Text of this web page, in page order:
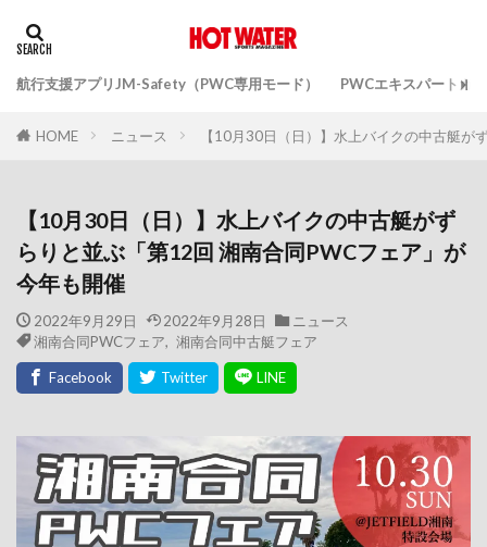
航行支援アプリJM-Safety（PWC専用モード） PWCエキスパートガ
HOME ニュース 【10月30日（日）】水上バイクの中古艇
【10月30日（日）】水上バイクの中古艇がず
らりと並ぶ「第12回 湘南合同PWCフェア」が
今年も開催
2022年9月29日 2022年9月28日
ニュース
湘南合同PWCフェア
湘南合同中古艇フェア